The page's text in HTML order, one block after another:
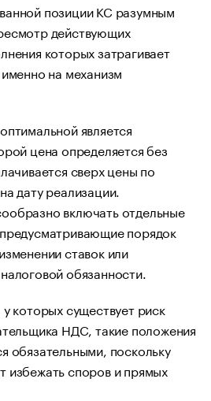
позиции КС разумным
действующих
которых затрагивает
на механизм
является
цена определяется без
сверх цены по
дату реализации.
включать отдельные
порядок
ставок или
обязанности.
которых существует риск
НДС, такие положения
обязательными, поскольку
избежать споров и прямых